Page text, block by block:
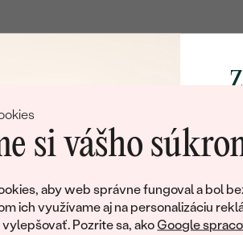
si vášho
aby web správne fungoval a bol
ich využívame aj na personalizáciu
Pozrite sa, ako Google
ale tento šperk si už